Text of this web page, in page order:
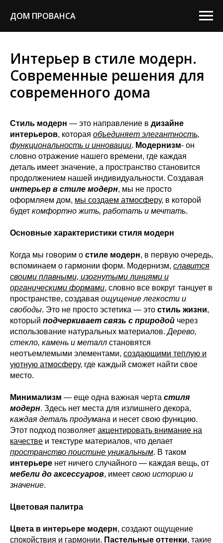
ДОМ ПРОВАНСА
Интерьер в стиле модерн.
Современные решения для
современного дома
Стиль модерн — это направление в дизайне
интерьеров, которая объединяет элегантность,
функциональность и инновации. Модернизм- он
словно отражение нашего времени, где каждая
деталь имеет значение, а пространство становится
продолжением нашей индивидуальности. Создавая
интерьер в стиле модерн, мы не просто
оформляем дом, мы создаем атмосферу, в которой
будет комфортно жить, работать и мечтать.
Основные характеристики стиля модерн
Когда мы говорим о стиле модерн, в первую очередь,
вспоминаем о гармонии форм. Модернизм, славится
своими плавными, изогнутыми линиями и
органическими формами, словно все вокруг танцует в
пространстве, создавая ощущение легкости и
свободы. Это не просто эстетика — это стиль жизни,
который подчеркивает связь с природой через
использование натуральных материалов.Дерево,
стекло, камень и металл становятся
неотъемлемыми элементами, создающими теплую и
уютную атмосферу, где каждый сможет найти свое
место.
Минимализм — еще одна важная черта стиля
модерн. Здесь нет места для излишнего декора,
каждая деталь продумана и несет свою функцию.
Этот подход позволяет акцентировать внимание на
качестве и текстуре материалов, что делает
пространство поистине уникальным. В таком
интерьере нет ничего случайного — каждая вещь, от
мебели до аксессуаров, имеет свою историю и
значение.
Цветовая палитра
Цвета в интерьере модерн, создают ощущение
спокойствия и гармонии. Пастельные оттенки, такие